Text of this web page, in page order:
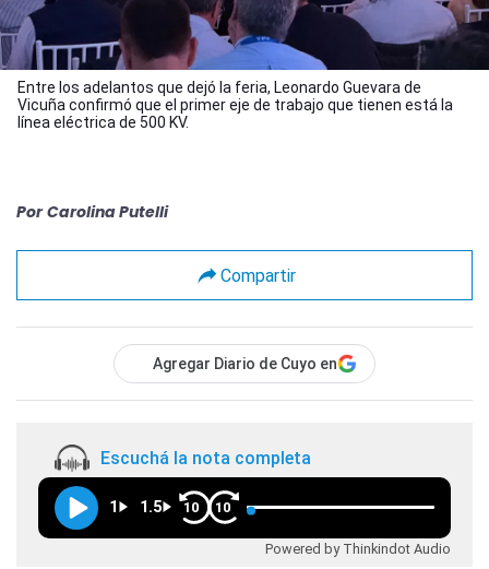
Entre los adelantos que dejó la feria, Leonardo Guevara de
Vicuña confirmó que el primer eje de trabajo que tienen está la
línea eléctrica de 500 KV.
Por Carolina Putelli
Compartir
Agregar Diario de Cuyo en
Escuchá la nota completa
1 1.5 10 10
Powered by Thinkindot Audio